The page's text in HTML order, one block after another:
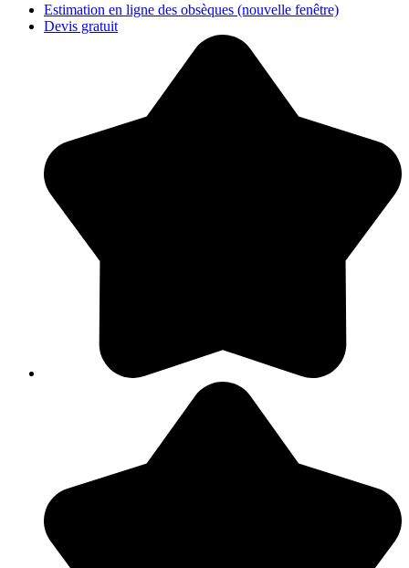
Estimation en ligne des obsèques (nouvelle fenêtre)
Devis gratuit